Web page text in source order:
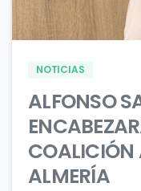
NOTICIAS
ALFONSO
COALICIÓN
ALMERÍA